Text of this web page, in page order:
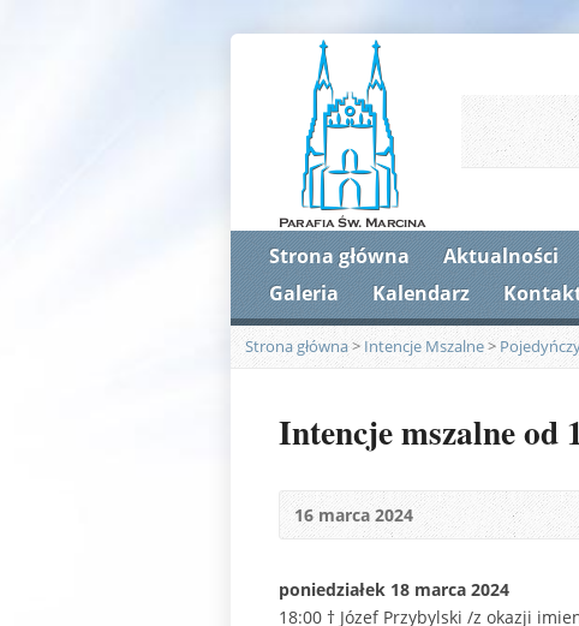
Strona główna Aktualności
Galeria
Kalendarz
Strona główna>Intencje Mszalne>
Intencje mszalne od
16 marca 2024
poniedziałek 18 marca 2024
18:00 † Józef Przybylski /z okazji